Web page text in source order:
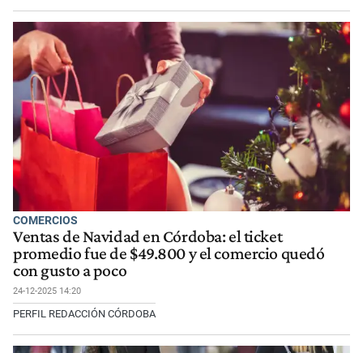
COMERCIOS
Ventas de Navidad en Córdoba: el ticket
promedio fue de $49.800 y el comercio quedó
con gusto a poco
24-12-2025 14:20
PERFIL REDACCIÓN CÓRDOBA